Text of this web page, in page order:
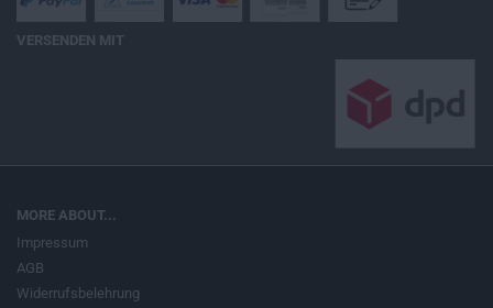
VERSENDEN MIT
MORE ABOUT...
Impressum
AGB
Widerrufsbelehrung